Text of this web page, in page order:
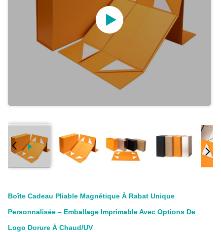
Boîte Cadeau Pliable Magnétique À Rabat Unique
Personnalisée – Emballage Imprimable Avec Options De
Logo Dorure À Chaud/UV